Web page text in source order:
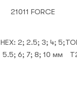
21011 FORCE
HEX: 2; 2.5; 3; 4; 5;
5.5; 6; 7; 8; 10 мм